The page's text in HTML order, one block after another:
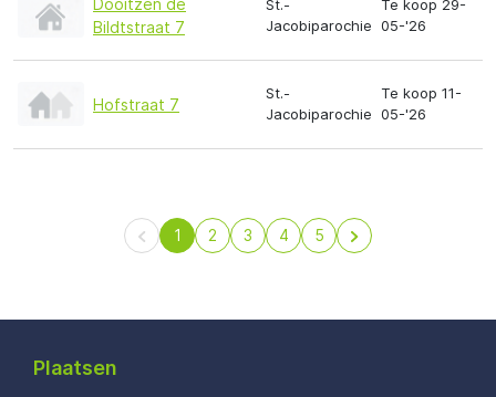
Dooitzen de
Bildtstraat 7
St.-
Jacobiparochie
Te koop 29-
05-'26
Hofstraat 7
St.-
Jacobiparochie
Te koop 11-
05-'26
1 2 3 4 5
Plaatsen